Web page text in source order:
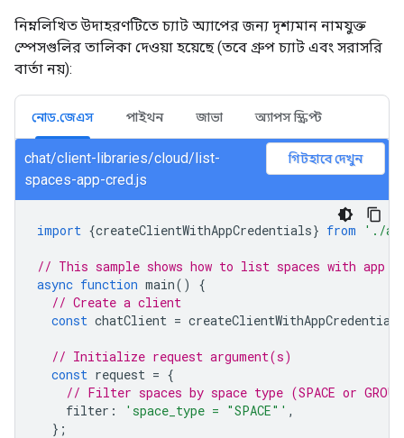
নিম্নলিখিত উদাহরণটিতে চ্যাট অ্যাপের জন্য দৃশ্যমান নামযুক্ত
স্পেসগুলির তালিকা দেওয়া হয়েছে (তবে গ্রুপ চ্যাট এবং সরাসরি
বার্তা নয়):
নোড.জেএস পাইথন জাভা অ্যাপস স্ক্রিপ্ট
chat/client-libraries/cloud/list-
spaces-app-cred.js
গিটহাবে দেখুন
import {createClientWithAppCredentials} from './
// This sample shows how to list spaces with app
async function main()
{
// Create a client
const chatClient = createClientWithAppCredentials
// Initialize request argument(s)
const request = {
// Filter spaces by space type (SPACE or
filter : 'space_type = "SPACE"' ,
};